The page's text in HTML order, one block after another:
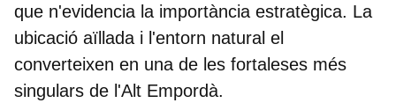
que n'evidencia la importància estratègica. La
ubicació aïllada i l'entorn natural el
converteixen en una de les fortaleses més
singulars de l'Alt Empordà.